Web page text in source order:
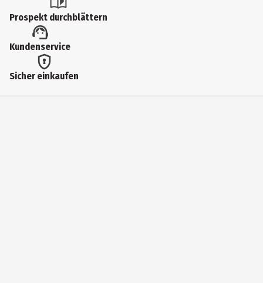
Prospekt durchblättern
Kundenservice
Sicher einkaufen